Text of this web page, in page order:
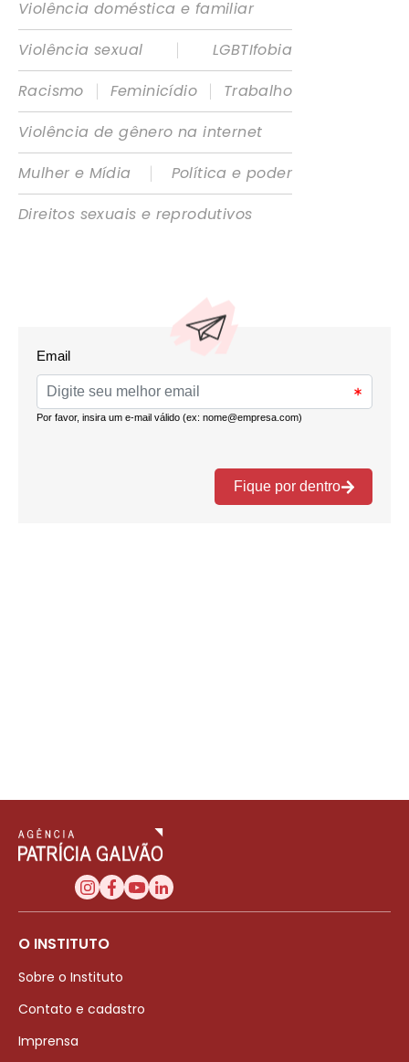
Violência doméstica e familiar
Violência sexual
|
LGBTIfobia
Racismo
| Feminicídio |
Trabalho
Violência de gênero na internet
Mulher e Mídia
|
Política e poder
Direitos sexuais e reprodutivos
O INSTITUTO
Sobre o Instituto
Contato e cadastro
Imprensa